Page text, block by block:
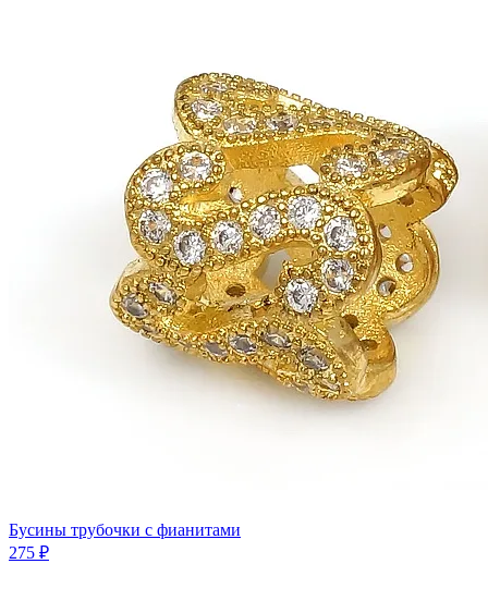
Бусины трубочки с фианитами
275 ₽